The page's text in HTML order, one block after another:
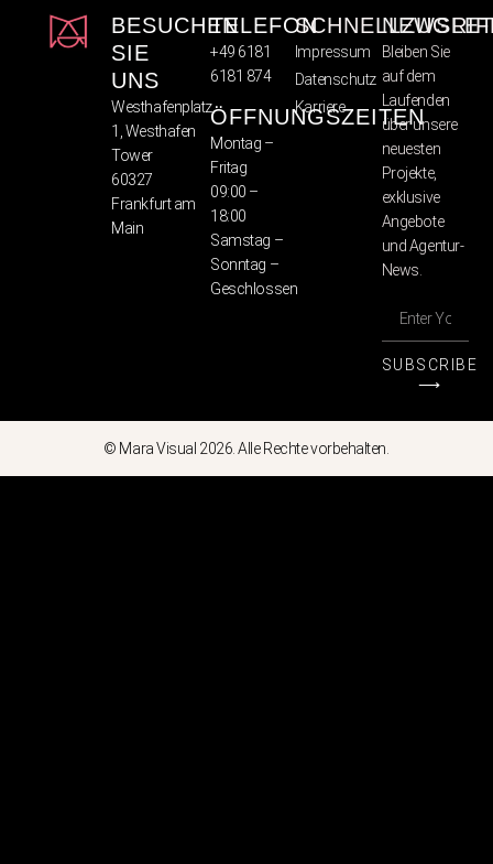
BESUCHEN
SIE
UNS
Westhafenplatz
1, Westhafen
Tower
60327
Frankfurt am
Main
TELEFON
+49 6181
6181 874
ÖFFNUNGSZEITEN
Montag –
Fritag
09:00 –
18:00
Samstag –
Sonntag –
Geschlossen
Impressum
Datenschutz
Karriere
Bleiben Sie
auf dem
Laufenden
über unsere
neuesten
Projekte,
exklusive
Angebote
und Agentur-
News.
SUBSCRIBE
⟶
© Mara Visual 2026. Alle Rechte vorbehalten.